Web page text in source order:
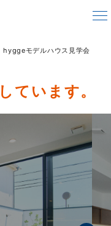
hyggeモデルハウス見学会
ています。